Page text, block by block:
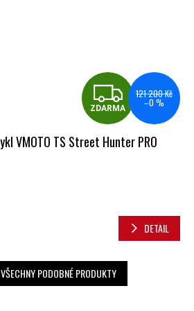
ZDARMA
121 200 Kč
–0 %
VMOTO TS Street Hunter PRO
DETAIL
PODOBNÉ PRODUKTY